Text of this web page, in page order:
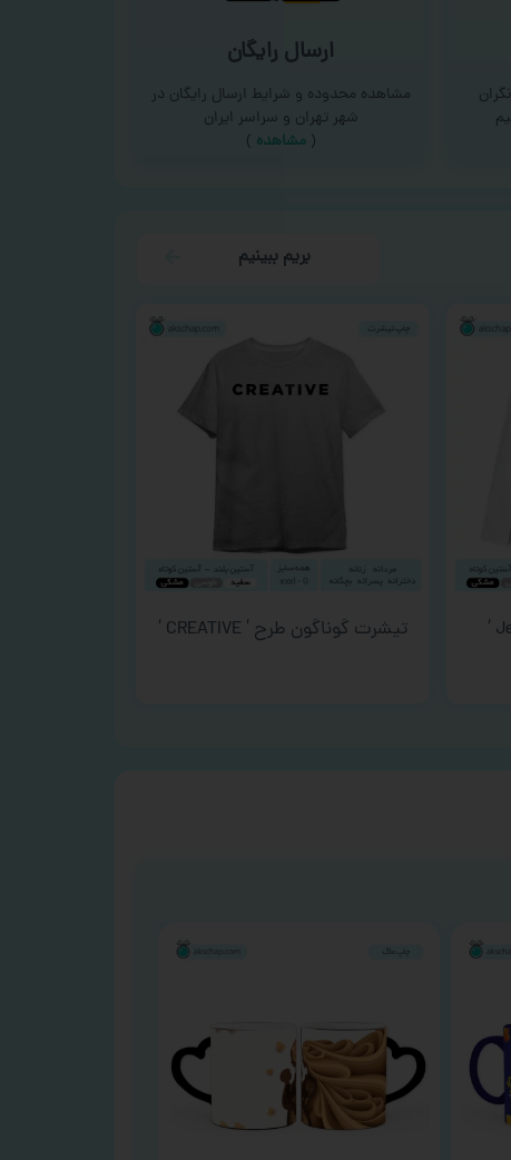
ارسال رایگان
مشاهده محدوده و شرایط ارسال رایگان در
شهر تهران و سراسر ایران
(مشاهده )
بریم ببینیم
تیشرت گوناگون طرح ‘ CREATIVE ‘